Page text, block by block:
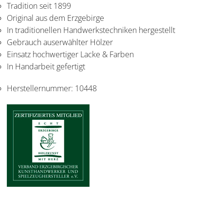
Tradition seit 1899
Original aus dem Erzgebirge
In traditionellen Handwerkstechniken hergestellt
Gebrauch auserwählter Hölzer
Einsatz hochwertiger Lacke & Farben
In Handarbeit gefertigt
Herstellernummer: 10448